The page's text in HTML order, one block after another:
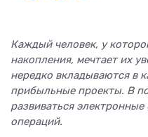
Каждый человек, у
накопления, мечтает их
нередко вкладываются в
прибыльные проекты. В
развиваться
операций.